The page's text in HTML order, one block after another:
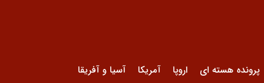
پرونده هسته ای اروپا آمریکا آسیا و آفریقا